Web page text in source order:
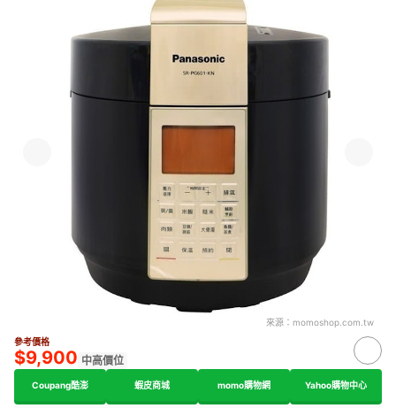
來源： momoshop.com.tw
參考價格
$9,900 中高價位
Coupang酷澎 蝦皮商城 momo購物網 Yahoo購物中心